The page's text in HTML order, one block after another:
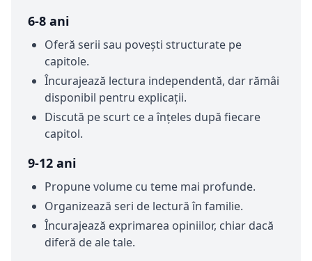
6-8 ani
Oferă serii sau povești structurate pe
capitole.
Încurajează lectura independentă, dar rămâi
disponibil pentru explicații.
Discută pe scurt ce a înțeles după fiecare
capitol.
9-12 ani
Propune volume cu teme mai profunde.
Organizează seri de lectură în familie.
Încurajează exprimarea opiniilor, chiar dacă
diferă de ale tale.